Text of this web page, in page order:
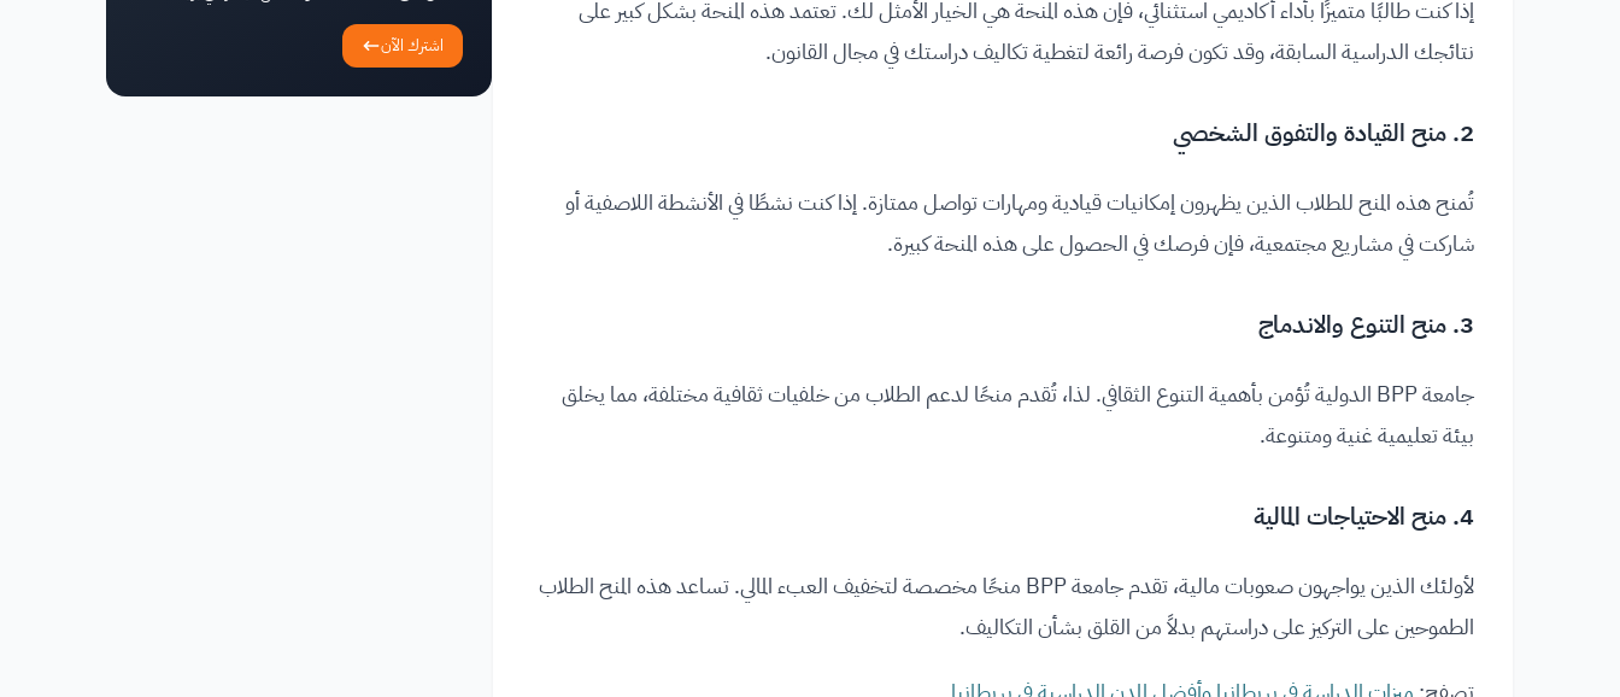
إذا كنت طالبًا متميزًا بأداء أكاديمي استثنائي، فإن هذه المنحة هي الخيار الأمثل لك. تعتمد هذه المنحة بشكل كبير على
نتائجك الدراسية السابقة، وقد تكون فرصة رائعة لتغطية تكاليف دراستك في مجال القانون.
2. منح القيادة والتفوق الشخصي
تُمنح هذه المنح للطلاب الذين يظهرون إمكانيات قيادية ومهارات تواصل ممتازة. إذا كنت نشطًا في الأنشطة اللاصفية أو
شاركت في مشاريع مجتمعية، فإن فرصك في الحصول على هذه المنحة كبيرة.
3. منح التنوع والاندماج
جامعة BPP الدولية تُؤمن بأهمية التنوع الثقافي. لذا، تُقدم منحًا لدعم الطلاب من خلفيات ثقافية مختلفة، مما يخلق
بيئة تعليمية غنية ومتنوعة.
4. منح الاحتياجات المالية
لأولئك الذين يواجهون صعوبات مالية، تقدم جامعة BPP منحًا مخصصة لتخفيف العبء المالي. تساعد هذه المنح الطلاب
الطموحين على التركيز على دراستهم بدلاً من القلق بشأن التكاليف.
اشترك الآن